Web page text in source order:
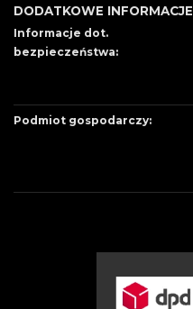
DODATKOWE INFORMACJE
Informacje dot.
bezpieczeństwa:
Podmiot gospodarczy: